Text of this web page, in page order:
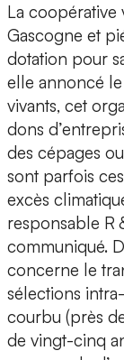
La coopérative
Gascogne et
dotation pour
elle annoncé
vivants, cet
dons
des cépages
sont parfois
excès
responsable R
communiqué.
concerne le
sélections
courbu (près
de vingt-cinq